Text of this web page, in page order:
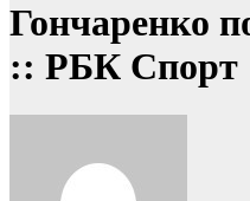
Гончаренко
:: РБК Спорт